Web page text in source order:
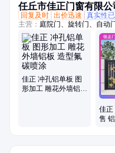
任丘市佳正门窗有限公
回复及时 出价迅速 真实性
主营： 庭院门、旋转门、自动
扶手、铝艺扶手、铝艺格栅
窗、肯德基门、屋顶天窗、智
璃房、消防救援窗、阳光房
房、智能电控天窗
佳正 冲孔铝单板 图
形加工 雕花外墙铝板
佳正
售